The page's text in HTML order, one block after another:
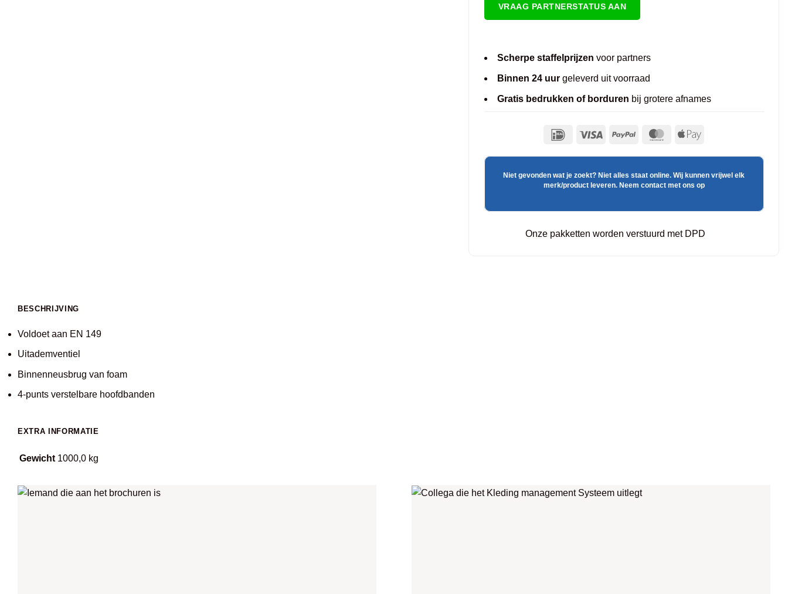
VRAAG PARTNERSTATUS AAN
Scherpe staffelprijzen voor partners
Binnen 24 uurgeleverd uit voorraad
Gratis bedrukken of borduren bij grotere afnames
Niet gevonden wat je zoekt? Niet alles staat online. Wij kunnen vrijwel elk
merk/product leveren. Neem contact met ons op
Onze pakketten worden verstuurd met DPD
BESCHRIJVING
Voldoet aan EN 149
Uitademventiel
Binnenneusbrug van foam
4-punts verstelbare hoofdbanden
EXTRA INFORMATIE
Gewicht 1000,0 kg